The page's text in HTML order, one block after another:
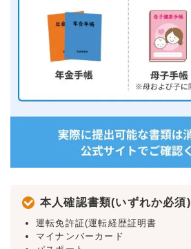
本人確認書類(いずれか必須)
運転免許証(運転経歴証明書
マイナンバーカード